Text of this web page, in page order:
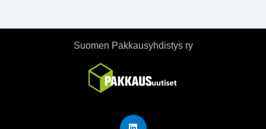
Suomen Pakkausyhdistys ry